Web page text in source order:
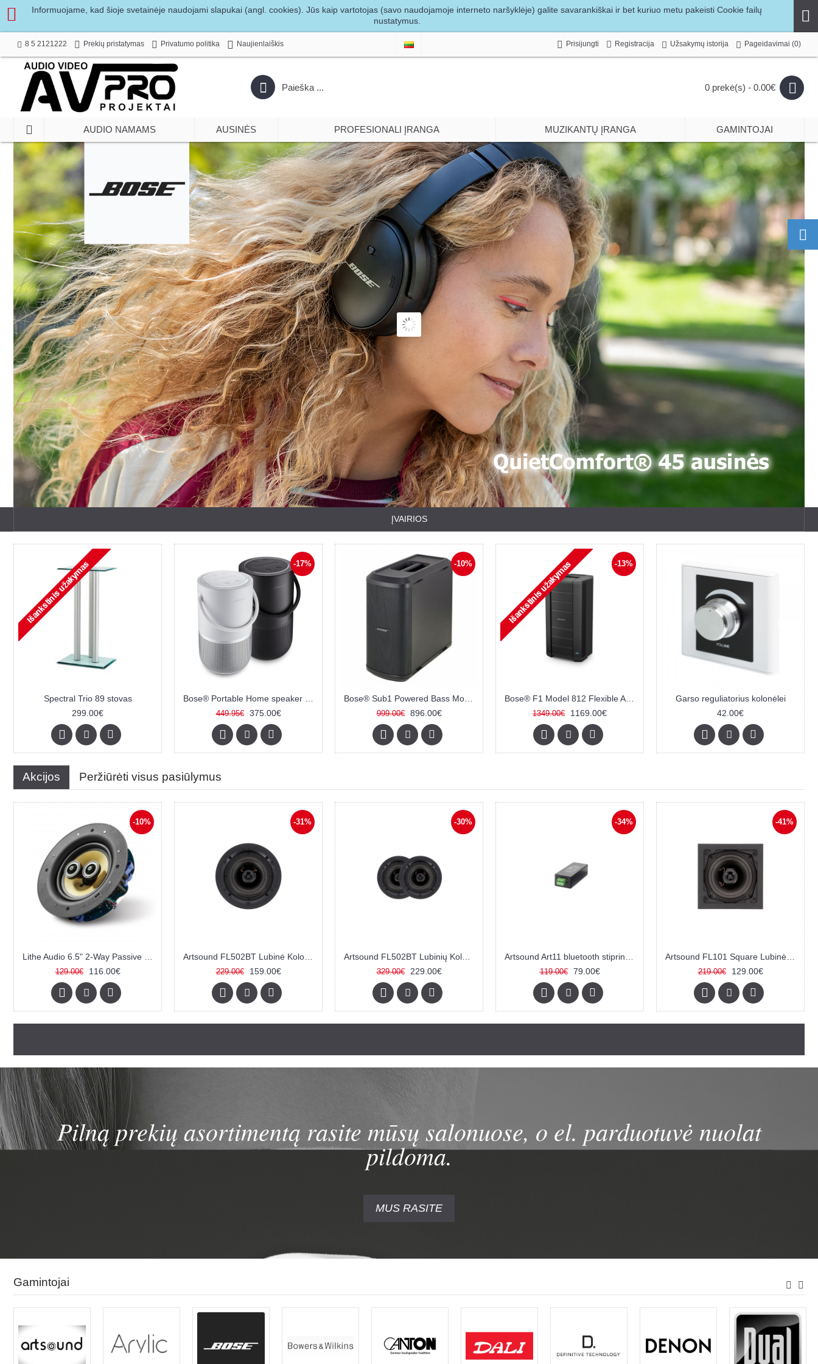
Informuojame, kad šioje svetainėje naudojami slapukai (angl. cookies). Jūs kaip vartotojas (savo naudojamoje interneto naršyklėje) galite savarankiškai ir bet kuriuo metu pakeisti Cookie failų
nustatymus.
8 5 2121222 Prekių pristatymas Privatumo politika Naujienlaiškis Prisijungti Registracija Užsakymų istorija Pageidavimai (0)
0 prekė(s) - 0.00€
AUDIO NAMAMS AUSINĖS PROFESIONALI ĮRANGA MUZIKANTŲ ĮRANGA GAMINTOJAI
ĮVAIRIOS
Spectral Trio 89 stovas
299.00€
-17%
449.95€ 375.00€
-10%
999.00€ 896.00€
-13%
1349.00€ 1169.00€
Garso reguliatorius kolonėlei
42.00€
Akcijos Peržiūrėti visus pasiūlymus
-10%
129.00€ 116.00€
-31%
229.00€ 159.00€
-30%
329.00€ 229.00€
-34%
119.00€ 79.00€
-41%
219.00€ 129.00€
Pilną prekių asortimentą rasite mūsų salonuose, o el. parduotuvė nuolat
pildoma.
MUS RASITE
Gamintojai